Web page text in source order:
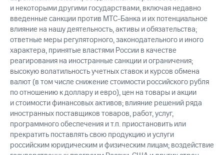
и некоторыми другими государствами, включая недавно
введенные санкции против МТС-Банка и их потенциальное
влияние на нашу деятельность, активы и обязательства;
ответные меры регуляторного, законодательного и иного
характера, принятые властями России в качестве
реагирования на иностранные санкции и ограничения;
высокую волатильность учетных ставок и курсов обмена
валют (в том числе снижение стоимости российского рубля
по отношению к доллару и евро), цен на товары и акции
и стоимости финансовых активов; влияние решений ряда
иностранных поставщиков товаров, работ, услуг,
программного обеспечения и т.п. приостановить или
прекратить поставлять свою продукцию и услуги
российским юридическим и физическим лицам; воздействие